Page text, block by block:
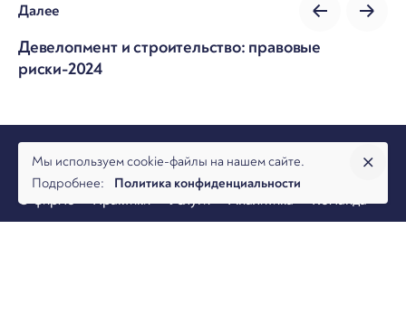
Далее
Девелопмент и строительство: правовые
риски-2024
О фирме Практики Услуги Аналитика
Команда
Мы используем cookie-файлы на нашем сайте.
Подробнее: Политика конфиденциальности